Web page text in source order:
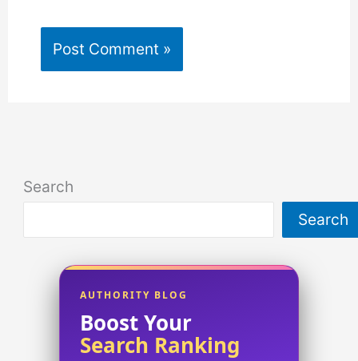
Search
Search
AUTHORITY BLOG
Boost Your
Search Ranking